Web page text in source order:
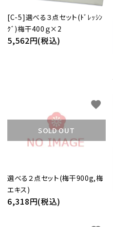
[C-5]選べる３点セット(ﾄﾞﾚｯｼﾝ
ｸﾞ)梅干400ｇ×2
5,562円(税込)
SOLD OUT
選べる２点セット(梅干900g,梅
エキス)
6,318円(税込)
favorite